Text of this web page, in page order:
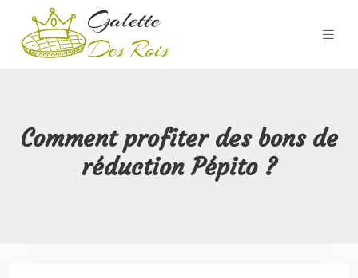
Comment profiter des bons de
réduction Pépito ?